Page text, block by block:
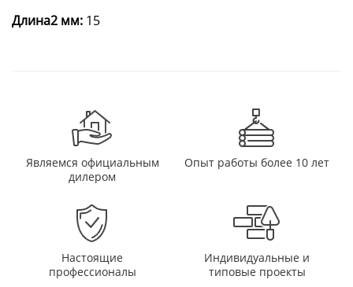
Длина2 мм: 15
Являемся официальным
дилером
Опыт работы более 10 лет
Настоящие
профессионалы
Индивидуальные и
типовые проекты